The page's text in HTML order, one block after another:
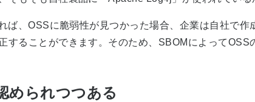
、OSSに脆弱性が見つかった場合、企業は自社で
することができます。そのため、SBOMによって
められつつある